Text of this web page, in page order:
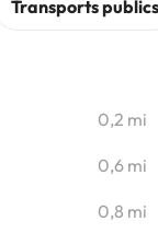
0,2 mi
0,6 mi
0,8 mi